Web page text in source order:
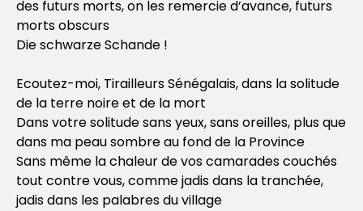
des futurs morts, on les remercie d’avance, futurs
morts obscurs
Die schwarze Schande !
Ecoutez-moi, Tirailleurs Sénégalais, dans la solitude
de la terre noire et de la mort
Dans votre solitude sans yeux, sans oreilles, plus que
dans ma peau sombre au fond de la Province
Sans même la chaleur de vos camarades couchés
tout contre vous, comme jadis dans la tranchée,
jadis dans les palabres du village